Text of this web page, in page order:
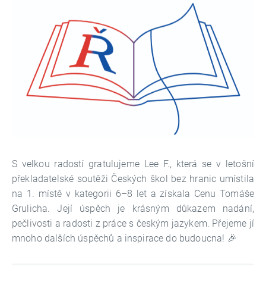
S velkou radostí gratulujeme Lee F., která se v letošní
překladatelské soutěži Českých škol bez hranic umístila
na 1. místě v kategorii 6–8 let a získala Cenu Tomáše
Grulicha. Její úspěch je krásným důkazem nadání,
pečlivosti a radosti z práce s českým jazykem. Přejeme jí
mnoho dalších úspěchů a inspirace do budoucna! 🎉